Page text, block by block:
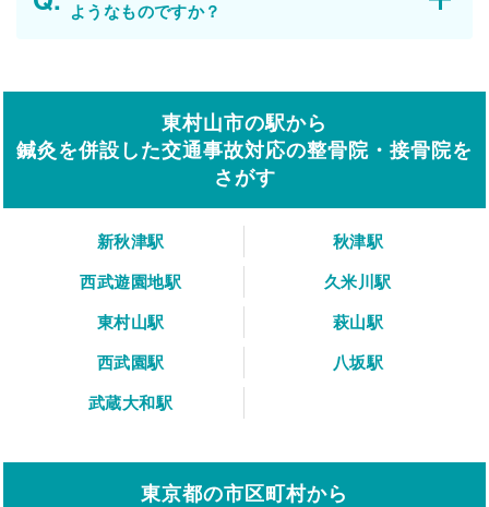
ようなものですか？
東村山市の駅から
鍼灸を併設した交通事故対応の整骨院・接骨院を
さがす
新秋津駅
秋津駅
西武遊園地駅
久米川駅
東村山駅
萩山駅
西武園駅
八坂駅
武蔵大和駅
東京都の市区町村から